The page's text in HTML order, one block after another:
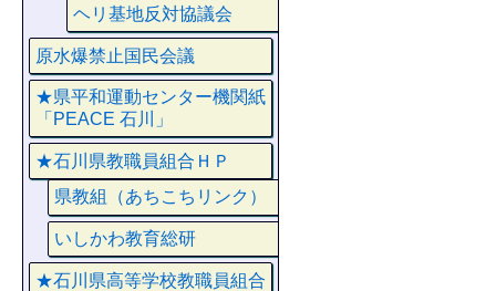
ヘリ基地反対協議会
原水爆禁止国民会議
★県平和運動センター機関紙
「PEACE 石川」
★石川県教職員組合ＨＰ
県教組（あちこちリンク）
いしかわ教育総研
★石川県高等学校教職員組合